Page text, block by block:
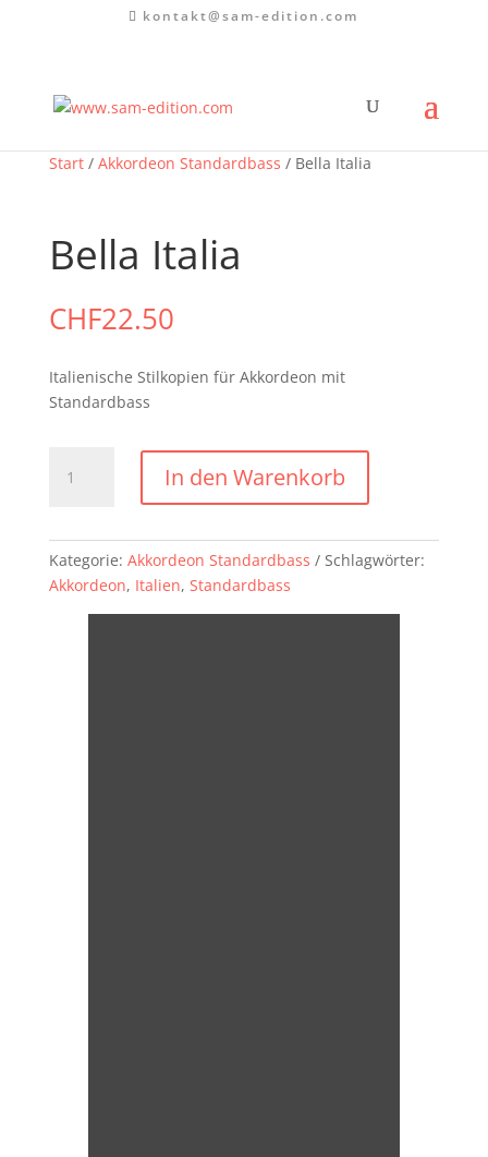
kontakt@sam-edition.com
Start/ Akkordeon Standardbass / Bella Italia
Bella Italia
CHF22.50
Italienische Stilkopien für Akkordeon mit
Standardbass
Italia
In den Warenkorb
Kategorie: Akkordeon Standardbass
Schlagwörter:
Akkordeon, Italien, Standardbass